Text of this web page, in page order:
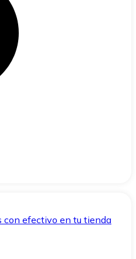
con efectivo en tu tienda